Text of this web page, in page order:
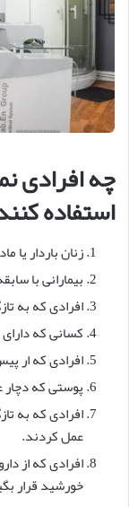
چه افرادی
استفاده
زنان باردار یا
بیمارانی با
افرادی که به
کسانی که
افرادی که ار
پوستی که
افرادی که به
عمل کردند.
افرادی که از
خورشید قرار